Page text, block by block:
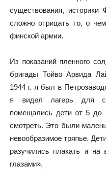
существования,
сложно отрицать то, о
финской армии.
Из показаний пленного
бригады Тойво Арвида
1944 г. я был в
я видел лагерь для
помещались дети от 5 до
смотреть. Это были
невообразимое тряпье.
разучились плакать и на
глазами».